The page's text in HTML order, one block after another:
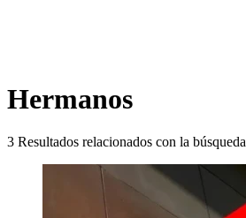
Hermanos
3 Resultados relacionados con la búsqueda